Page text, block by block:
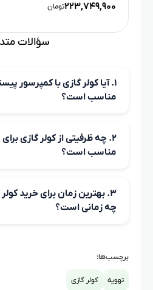
مسی، گرید انرژی A
۲۲۳,۷۴۹,۹۰۰تومان
سؤالات
۱. آیا کولر گازی با کمپرسور
مناسب است؟
کاربرد دارند و در مناطق مرطوب
آن‌ها نیز بیشتر است.
۲. چه ظرفیتی از کولر گازی
مناسب است؟
کولر ۹۰۰۰ یا ۱۲۰۰۰ BTU کفایت می‌کند.
۳. بهترین زمان برای خرید
چه زمانی است؟
برچسب‌ها:
تهویه کولر گازی